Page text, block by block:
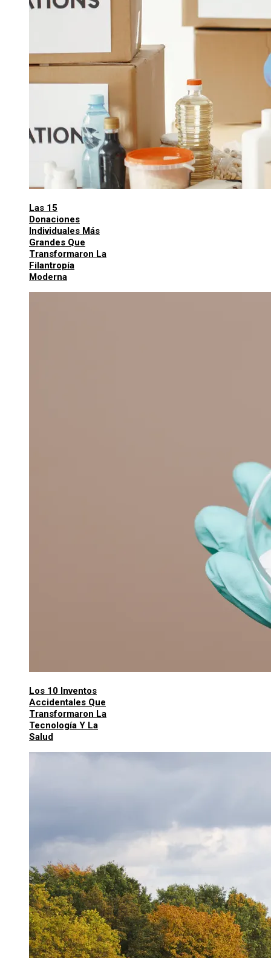
Las 15
Donaciones
Individuales Más
Grandes Que
Transformaron La
Filantropía
Moderna
Los 10 Inventos
Accidentales Que
Transformaron La
Tecnología Y La
Salud